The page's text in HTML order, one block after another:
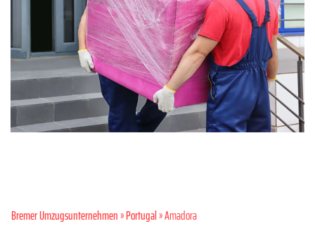
Bremer Umzugsunternehmen»Portugal» Amadora